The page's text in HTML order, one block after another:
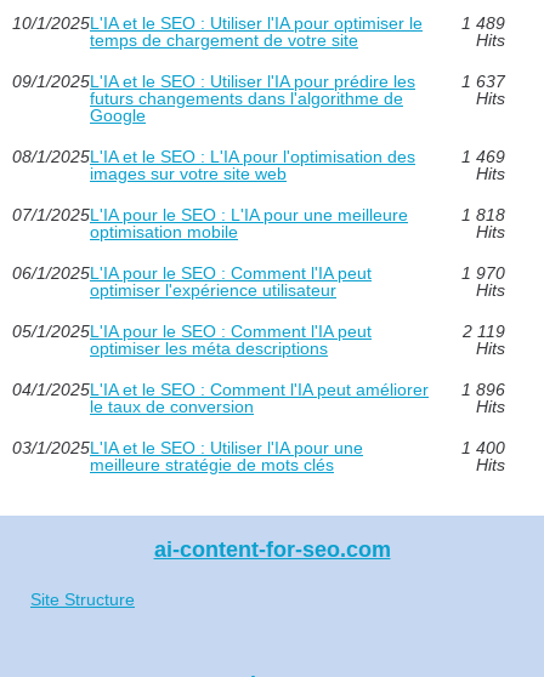
10/1/2025L'IA et le SEO : Utiliser l'IA pour optimiser le
temps de chargement de votre site
1 489
Hits
09/1/2025L'IA et le SEO : Utiliser l'IA pour prédire les
futurs changements dans l'algorithme de
Google
1 637
Hits
08/1/2025L'IA et le SEO : L'IA pour l'optimisation des
images sur votre site web
1 469
Hits
07/1/2025L'IA pour le SEO : L'IA pour une meilleure
optimisation mobile
1 818
Hits
06/1/2025L'IA pour le SEO : Comment l'IA peut
optimiser l'expérience utilisateur
1 970
Hits
05/1/2025L'IA pour le SEO : Comment l'IA peut
optimiser les méta descriptions
2 119
Hits
04/1/2025L'IA et le SEO : Comment l'IA peut améliorer
le taux de conversion
1 896
Hits
03/1/2025L'IA et le SEO : Utiliser l'IA pour une
meilleure stratégie de mots clés
1 400
Hits
ai-content-for-seo.com
Site Structure